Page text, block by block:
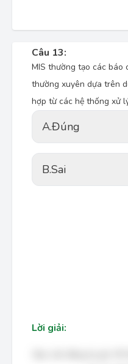
Câu 13:
MIS thường tạo các báo
thường xuyên dựa trên
hợp từ các hệ thống xử
A.Đúng
B.Sai
Lời giải: